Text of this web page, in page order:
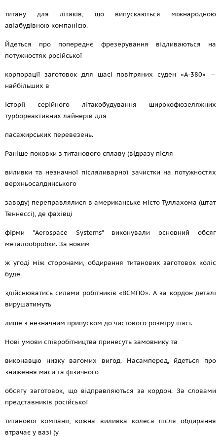
титану для літаків, що випускаються міжнародною
авіабудівною компанією.
Йдеться про попереднє фрезерування відливаються на
потужностях російської
корпорації заготовок для шасі повітряних суден «А-380» —
найбільших в
історії серійного літакобудування широкофюзеляжних
турбореактивних лайнерів для
пасажирських перевезень.
Раніше поковки з титанового сплаву (відразу після
виливки та незначної післяливарної зачистки на потужностях
верхньосалдинського
заводу) переправлялися в американське місто Туллахома (штат
Теннессі), де фахівці
фірми "Aerospace Systems" виконували основний обсяг
металообробки. За новим
ж угоді між сторонами, обдирання титанових заготовок коліс
буде
здійснюватись силами робітників «ВСМПО». А за кордон деталі
вирушатимуть
лише з незначним припуском до чистового розміру шасі.
Нові умови співробітництва принесуть замовнику та
виконавцю низку вагомих вигод. Насамперед, йдеться про
зниження маси та фізичного
обсягу заготовок, що відправляються за кордон. За словами
представників російської
титанової компанії, кожна виливка колеса після обдирання
втрачає у вазі (у